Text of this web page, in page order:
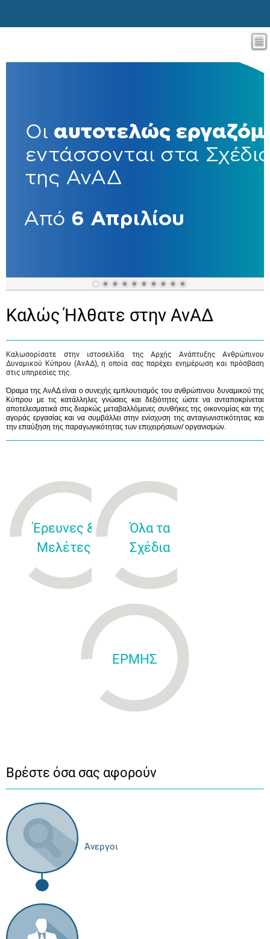
Καλώς Ήλθατε στην ΑνΑΔ
Καλωσορίσατε στην ιστοσελίδα της Αρχής Ανάπτυξης Ανθρώπινου
Δυναμικού Κύπρου (ΑνΑΔ), η οποία σας παρέχει ενημέρωση και πρόσβαση
στις υπηρεσίες της.
Όραμα της ΑνΑΔ είναι ο συνεχής εμπλουτισμός του ανθρώπινου δυναμικού της
Κύπρου με τις κατάλληλες γνώσεις και δεξιότητες ώστε να ανταποκρίνεται
αποτελεσματικά στις διαρκώς μεταβαλλόμενες συνθήκες της οικονομίας και της
αγοράς εργασίας και να συμβάλλει στην ενίσχυση της ανταγωνιστικότητας και
την επαύξηση της παραγωγικότητας των επιχειρήσεων/ οργανισμών.
Έρευνες &
Μελέτες
Όλα τα
Σχέδια
ΕΡΜΗΣ
Βρέστε όσα σας αφορούν
Άνεργοι